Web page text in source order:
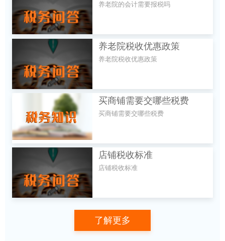
养老院的会计需要报税吗
养老院税收优惠政策
养老院税收优惠政策
买商铺需要交哪些税费
买商铺需要交哪些税费
店铺税收标准
店铺税收标准
了解更多